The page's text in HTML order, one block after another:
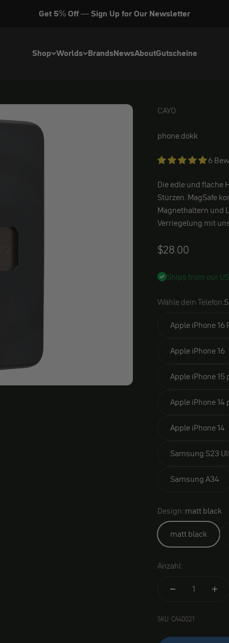
Get 5% Off — Sign Up for Our Newsletter
Shop Worlds BrandsNewsAboutGutscheine
CAYO
CAYO
phone.dokk
6
Die edle und flache
Stürzen. MagSafe
Magnethaltern und
Verriegelung mit
Angebot
$28.00
Ships from our
Wähle dein Telefon:
Apple iPhone 16
Apple iPhone 16
Apple iPhone 15
Apple iPhone 14
Apple iPhone 14
Samsung S23
Samsung A34
Design::matt black
matt black
Anzahl:
SKU: CA40021